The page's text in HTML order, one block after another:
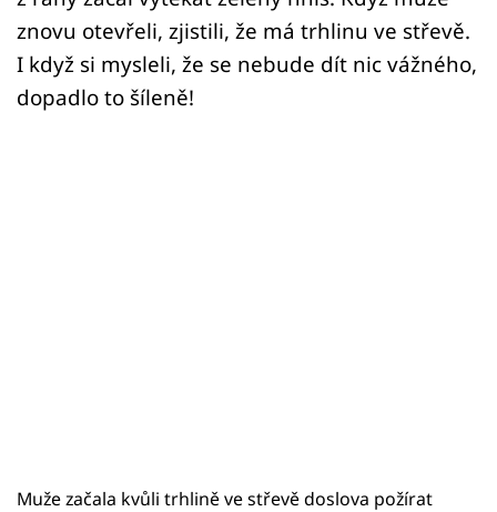
znovu otevřeli, zjistili, že má trhlinu ve střevě.
I když si mysleli, že se nebude dít nic vážného,
dopadlo to šíleně!
Muže začala kvůli trhlině ve střevě doslova požírat